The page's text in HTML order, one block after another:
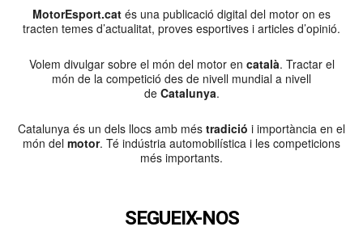
MotorEsport.cat és una publicació digital del motor on es
tracten temes d’actualitat, proves esportives i articles d’opinió.
Volem divulgar sobre el món del motor en català. Tractar el
món de la competició des de nivell mundial a nivell
de Catalunya.
Catalunya és un dels llocs amb més tradició i importància en el
món del motor. Té indústria automobilística i les competicions
més importants.
SEGUEIX-NOS